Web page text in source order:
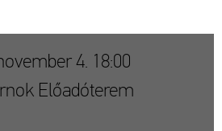
4. 18:00
Előadóterem